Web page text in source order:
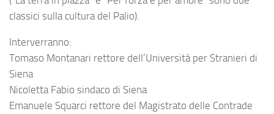
classici sulla cultura del Palio).
Interverranno:
Tomaso Montanari rettore dell’Università per Stranieri di
Siena
Nicoletta Fabio sindaco di Siena
Emanuele Squarci rettore del Magistrato delle Contrade